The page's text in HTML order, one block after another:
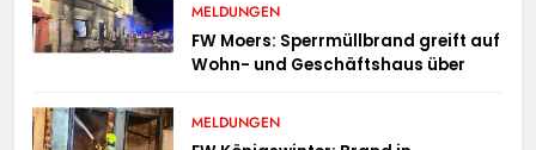
MELDUNGEN
FW Moers: Sperrmüllbrand greift auf
Wohn- und Geschäftshaus über
MELDUNGEN